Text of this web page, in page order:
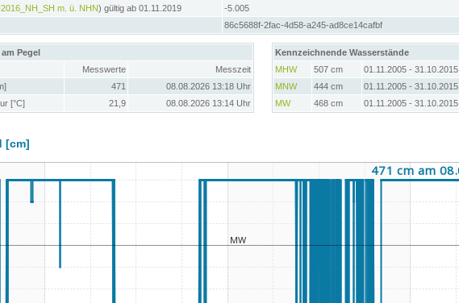
m. ü. NHN) gültig ab 01.11.2019
-5.005
86c5688f-2fac-4d58-a245-ad8ce14cafbf
Pegel
Messwerte
Messzeit
471
08.08.2026 13:18 Uhr
[°C]
21,9 08.08.2026 13:14 Uhr
Kennzeichnende Wasserstände
MHW
507 cm
01.11.2005 - 31.10.2015
MNW
444 cm
01.11.2005 - 31.10.2015
MW
468 cm 01.11.2005 - 31.10.2015
[cm]